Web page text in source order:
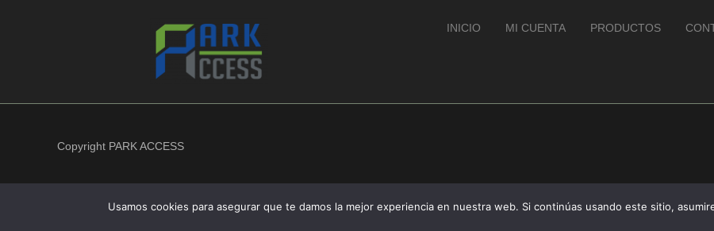
INICIO MI CUENTA PRODUCTOS
Copyright PARK ACCESS
Usamos cookies para asegurar que te damos la mejor experiencia en nuestra web. Si continúas usando este sitio,